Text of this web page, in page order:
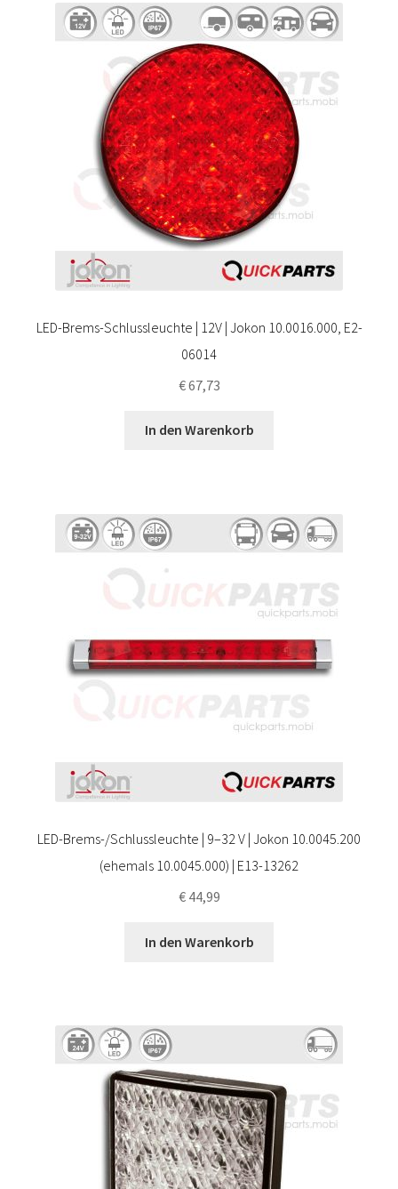
LED-Brems-Schlussleuchte | 12V | Jokon 10.0016.000, E2-
06014
€67,73
In den Warenkorb
LED-Brems-/Schlussleuchte | 9–32 V | Jokon 10.0045.200
(ehemals 10.0045.000) | E13-13262
€44,99
In den Warenkorb